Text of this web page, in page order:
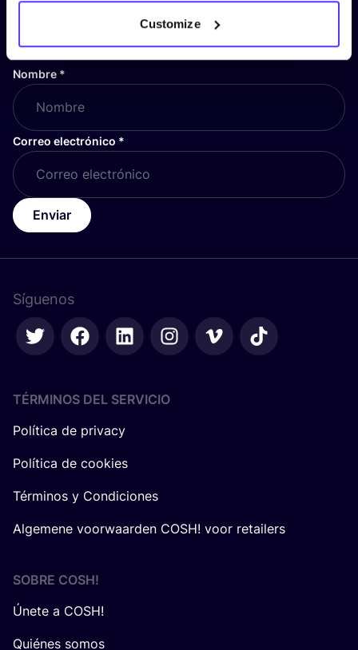
Customize
¡Suscríbete a nuestro boletín
y mantente informado!
Nombre *
Correo electrónico *
Enviar
Síguenos
TÉRMINOS DEL SERVICIO
Política de privacy
Política de cookies
Términos y Condiciones
Algemene voorwaarden COSH! voor retailers
SOBRE COSH!
Únete a COSH!
Quiénes somos